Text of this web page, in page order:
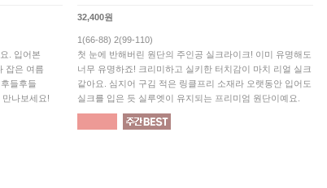
. 입어본
잡은 여름
들후들
나보세요!
32,400원
1(66-88) 2(99-110)
첫 눈에 반해버린 원단의 주인공 실크라이크! 이미 유명해도
너무 유명하죠! 크리미하고 실키한 터치감이 마치 리얼 실크
같아요. 심지어 구김 적은 링클프리 소재라 오랫동안 입어도
실크를 입은 듯 실루엣이 유지되는 프리미엄 원단이예요.